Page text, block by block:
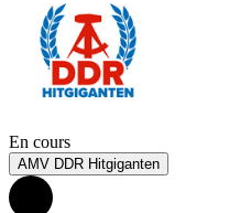
En cours
AMV DDR Hitgiganten